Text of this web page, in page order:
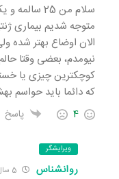
سلام من 25
متوجه شدیم بیماری
الان اوضاع بهتر شده
نیومدم، بعضی وقتا
کوچکترین چیزی یا
که دائما باید حواسم
4 پاسخ
ویرایشگر
روانشناس